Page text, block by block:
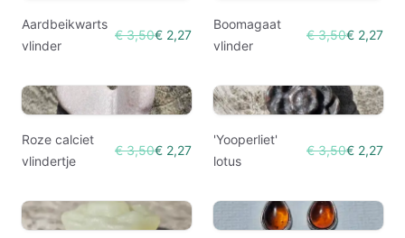
Aardbeikwarts
vlinder
€ 3,50€ 2,27
Boomagaat
vlinder
€ 3,50€ 2,27
Roze calciet
vlindertje
€ 3,50€ 2,27
'Yooperliet'
lotus
€ 3,50€ 2,27